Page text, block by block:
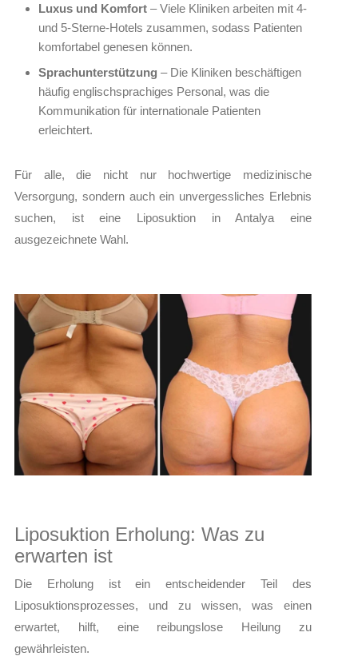
Luxus und Komfort – Viele Kliniken arbeiten mit 4-
und 5-Sterne-Hotels zusammen, sodass Patienten
komfortabel genesen können.
Sprachunterstützung – Die Kliniken beschäftigen
häufig englischsprachiges Personal, was die
Kommunikation für internationale Patienten
erleichtert.
Für alle, die nicht nur hochwertige medizinische
Versorgung, sondern auch ein unvergessliches Erlebnis
suchen, ist eine Liposuktion in Antalya eine
ausgezeichnete Wahl.
Liposuktion Erholung: Was zu
erwarten ist
Die Erholung ist ein entscheidender Teil des
Liposuktionsprozesses, und zu wissen, was einen
erwartet, hilft, eine reibungslose Heilung zu
gewährleisten.